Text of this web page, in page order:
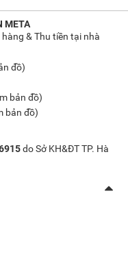
META
& Thu tiền tại nhà
đồ)
bản đồ)
bản đồ)
do Sở KH&ĐT TP. Hà